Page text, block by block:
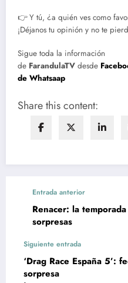
👉 Y tú, ¿a quién ves como
¡Déjanos tu opinión y no te
Sigue toda la información
de FarandulaTV desde
de Whatsaap
Share this content:
Entrada anterior
Renacer: la
sorpresas
Siguiente entrada
‘Drag Race España 5’:
sorpresa